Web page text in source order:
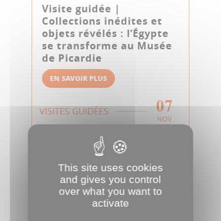
Visite guidée |
Collections inédites et
objets révélés : l’Égypte
se transforme au Musée
de Picardie
EN SAVOIR PLUS
VISITES GUIDÉES 07
NOV
This site uses cookies
and gives you control
over what you want to
activate